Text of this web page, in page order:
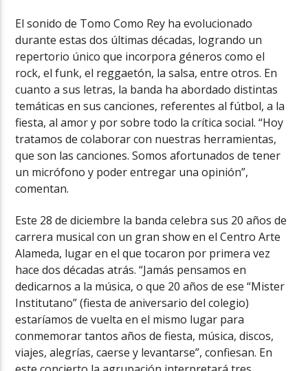
El sonido de Tomo Como Rey ha evolucionado
durante estas dos últimas décadas, logrando un
repertorio único que incorpora géneros como el
rock, el funk, el reggaetón, la salsa, entre otros. En
cuanto a sus letras, la banda ha abordado distintas
temáticas en sus canciones, referentes al fútbol, a la
fiesta, al amor y por sobre todo la crítica social. “Hoy
tratamos de colaborar con nuestras herramientas,
que son las canciones. Somos afortunados de tener
un micrófono y poder entregar una opinión”,
comentan.
Este 28 de diciembre la banda celebra sus 20 años de
carrera musical con un gran show en el Centro Arte
Alameda, lugar en el que tocaron por primera vez
hace dos décadas atrás. “Jamás pensamos en
dedicarnos a la música, o que 20 años de ese “Mister
Institutano” (fiesta de aniversario del colegio)
estaríamos de vuelta en el mismo lugar para
conmemorar tantos años de fiesta, música, discos,
viajes, alegrías, caerse y levantarse”, confiesan. En